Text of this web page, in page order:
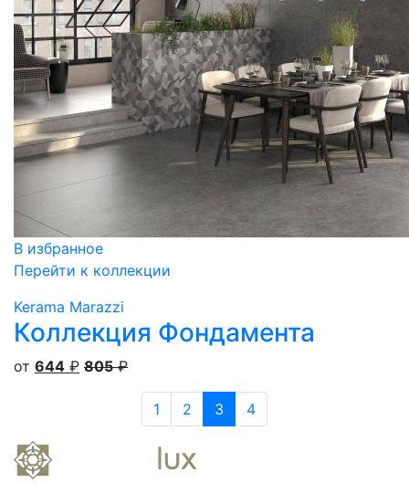
В избранное
Перейти к коллекции
Kerama Marazzi
Коллекция Фондамента
от 644 ₽ 805₽
1 2 3 4